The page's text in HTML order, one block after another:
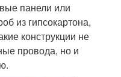
панели или
из гипсокартона,
конструкции не
провода, но и